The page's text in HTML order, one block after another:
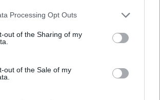
Processing Opt Outs
out of the Sharing of my
out of the Sale of my
t'ha moderat el missatge amb el suport de la
la teva consulta!